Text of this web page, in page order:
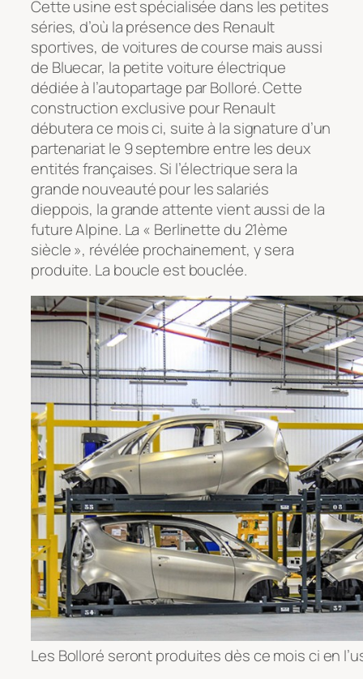
Cette usine est spécialisée dans les petites
séries, d’où la présence des Renault
sportives, de voitures de course mais aussi
de Bluecar, la petite voiture électrique
dédiée à l’autopartage par Bolloré. Cette
construction exclusive pour Renault
débutera ce mois ci, suite à la signature d’un
partenariat le 9 septembre entre les deux
entités françaises. Si l’électrique sera la
grande nouveauté pour les salariés
dieppois, la grande attente vient aussi de la
future Alpine. La « Berlinette du 21ème
siècle », révélée prochainement, y sera
produite. La boucle est bouclée.
Les Bolloré seront produites dès ce mois ci en